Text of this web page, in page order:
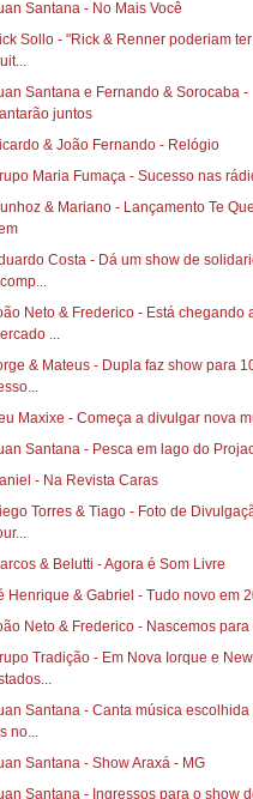
Santana - No Mais Você
Sollo - "Rick & Renner poderiam
Santana e Fernando & Sorocaba -
juntos
& João Fernando - Relógio
Maria Fumaça - Sucesso nas
& Mariano‏ - Lançamento Te Quero
Costa - Dá um show de
Neto & Frederico - Está chegando
...
& Mateus - Dupla faz show para
Maxixe - Começa a divulgar nova
Santana - Pesca em lago do
- Na Revista Caras
Torres & Tiago‏ - Foto de Divulgação da
& Belutti - Agora é Som Livre
Henrique & Gabriel - Tudo novo em
Neto & Frederico - Nascemos para
Tradição - Em Nova Iorque e
Santana - Canta música
no...
Santana - Show Araxá - MG
Santana - Ingressos para o show